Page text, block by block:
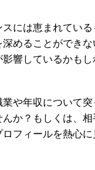
には恵まれている
めることができな
響しているかも
や年収について
か？もしくは、相
フィールを熱心に